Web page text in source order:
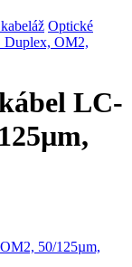
Optické
Duplex, OM2,
LC-